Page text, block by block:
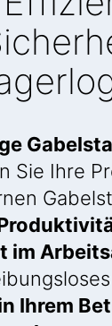
Sie Ihre
im
Ihrem